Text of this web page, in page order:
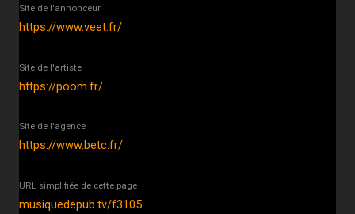
Site de l'annonceur
https://www.veet.fr/
Site de l'artiste
https://poom.fr/
Site de l'agence
https://www.betc.fr/
URL simplifiée de cette page
musiquedepub.tv/f3105